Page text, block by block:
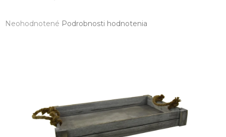
Priemerné
Neohodnotené Podrobnosti hodnotenia